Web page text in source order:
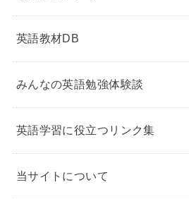
英語教材DB
みんなの英語勉強体験談
英語学習に役立つリンク集
当サイトについて